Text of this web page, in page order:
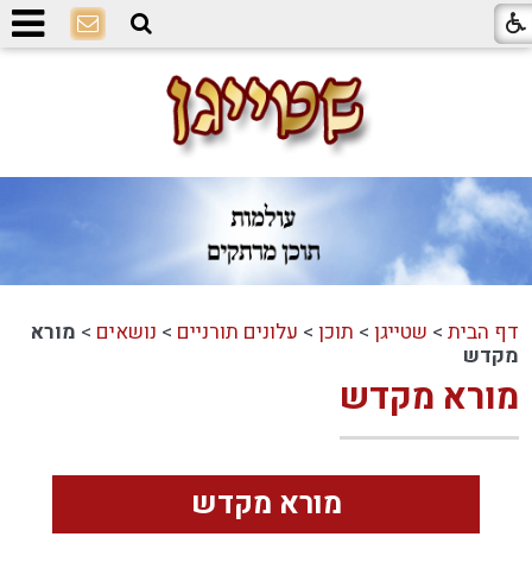
דף הבית > שטייגן > תוכן > עלונים תורניים > נושאים > מורא
מקדש
מורא מקדש
מורא מקדש